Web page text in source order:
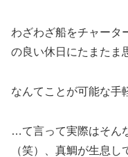
わざわざ船をチャータ
の良い休日にたまたま
なんてことが可能な手
…て言って実際はそん
（笑）、真鯛が生息